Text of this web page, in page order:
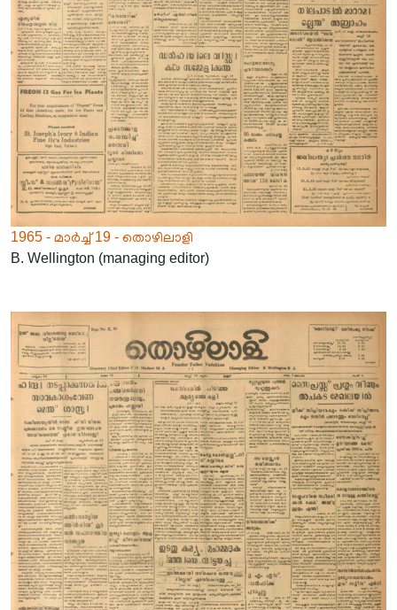
1965 - മാർച്ച് 19 - തൊഴിലാളി
B. Wellington (managing editor)